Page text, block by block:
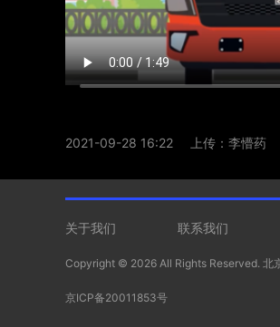
2021-09-28 16:22 上传：李懵药
关于我们 联系我们
Copyright © 2026 All Rights Reserved. 北
京ICP备20011853号